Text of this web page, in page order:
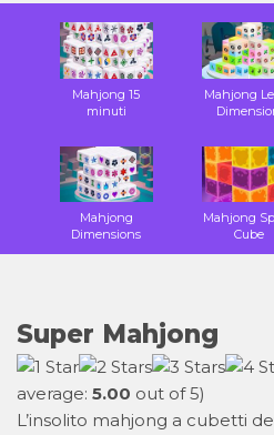
Mahjong 15
minuti
Mahjong
Mahjong
Dimensions
Mahjong
Cube
Super Mahjong
average: 5.00 out of 5)
L’insolito mahjong a cubetti